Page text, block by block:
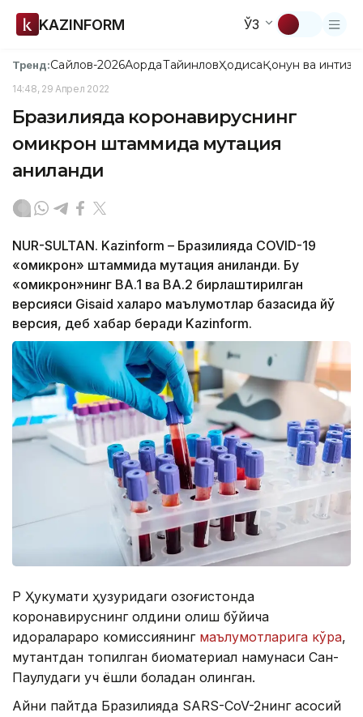
KAZINFORM ЎЗ
Тренд:Сайлов-2026АқордаТайинловҲодисаҚонун ва
14:48, 29 Апрел 2022
Бразилияда коронавируснинг
омикрон штаммида мутация
аниқланди
NUR-SULTAN. Kazinform – Бразилияда COVID-19
«омикрон» штаммида мутация аниқланди. Бу
«омикрон»нинг BA.1 ва BA.2 бирлаштирилган
версияси Gisaid халқаро маълумотлар базасида йўқ
версия, деб хабар беради Kazinform.
ҚР Ҳукумати ҳузуридаги Қозоғистонда
коронавируснинг олдини олиш бўйича
идоралараро комиссиянинг маълумотларига кўра,
мутантдан топилган биоматериал намунаси Сан-
Паулудаги уч ёшли боладан олинган.
Айни пайтда Бразилияда SARS-CoV-2нинг асосий